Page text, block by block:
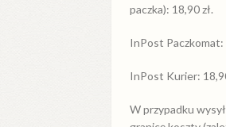
paczka): 18,90 zł.
InPost Paczkomat:
InPost Kurier:
W przypadku